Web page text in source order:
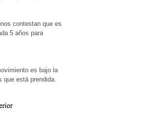
contestan que es
5 años para
es bajo la
que está prendida.